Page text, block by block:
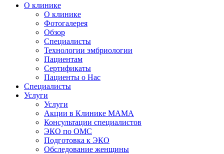
О клинике
О клинике
Фотогалерея
Обзор
Специалисты
Технологии эмбриологии
Пациентам
Сертификаты
Пациенты о Нас
Специалисты
Услуги
Услуги
Акции в Клинике МАМА
Консультации специалистов
ЭКО по ОМС
Подготовка к ЭКО
Обследование женщины